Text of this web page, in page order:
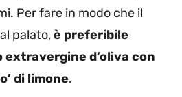
Per fare in modo che il
palato,è preferibile
extravergine d’oliva con
di limone.